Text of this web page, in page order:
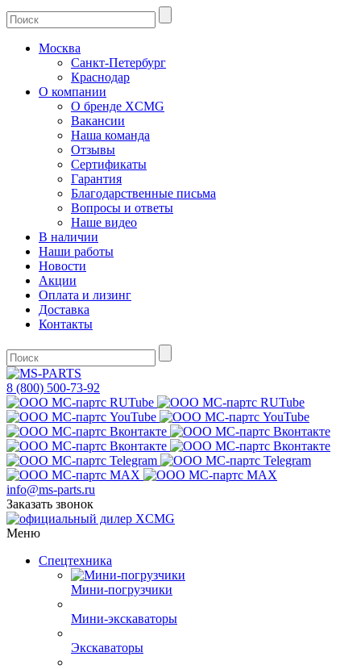
Москва
Санкт-Петербург
Краснодар
О компании
О бренде XCMG
Вакансии
Наша команда
Отзывы
Сертификаты
Гарантия
Благодарственные письма
Вопросы и ответы
Наше видео
В наличии
Наши работы
Новости
Акции
Оплата и лизинг
Доставка
Контакты
8 (800) 500-73-92
info@ms-parts.ru
Заказать звонок
Меню
Спецтехника
Мини-погрузчики
Мини-экскаваторы
Экскаваторы